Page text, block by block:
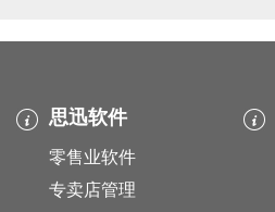
思迅软件
零售业软件
专卖店管理